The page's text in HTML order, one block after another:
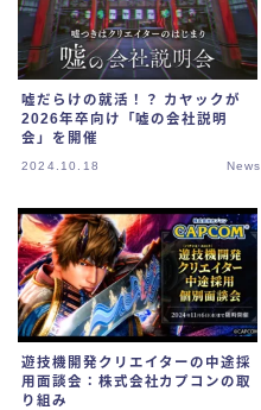
嘘だらけの就活！？ カヤックが
2026年卒向け「嘘の会社説明
会」を開催
2024.10.18 News
遊技機開発クリエイターの中途採
用面談会：株式会社カプコンの取
り組み